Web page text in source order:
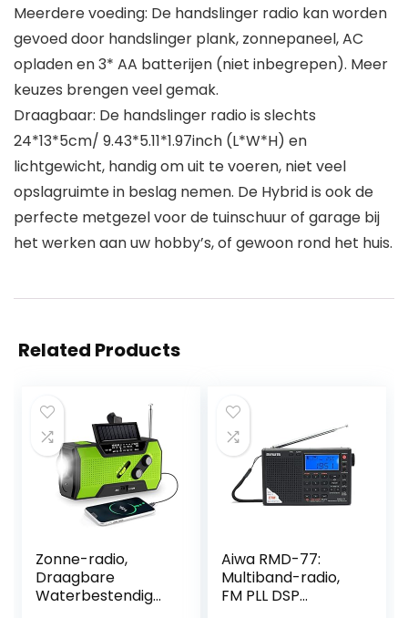
Meerdere voeding: De handslinger radio kan worden
gevoed door handslinger plank, zonnepaneel, AC
opladen en 3* AA batterijen (niet inbegrepen). Meer
keuzes brengen veel gemak.
Draagbaar: De handslinger radio is slechts
24*13*5cm/ 9.43*5.11*1.97inch (L*W*H) en
lichtgewicht, handig om uit te voeren, niet veel
opslagruimte in beslag nemen. De Hybrid is ook de
perfecte metgezel voor de tuinschuur of garage bij
het werken aan uw hobby’s, of gewoon rond het huis.
Related Products
Zonne-radio,
Draagbare
Waterbestendig
Aiwa RMD-77:
Multiband-radio,
FM PLL DSP